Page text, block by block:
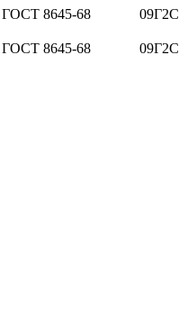
ГОСТ 8645-68 09Г2С
ГОСТ 8645-68 09Г2С